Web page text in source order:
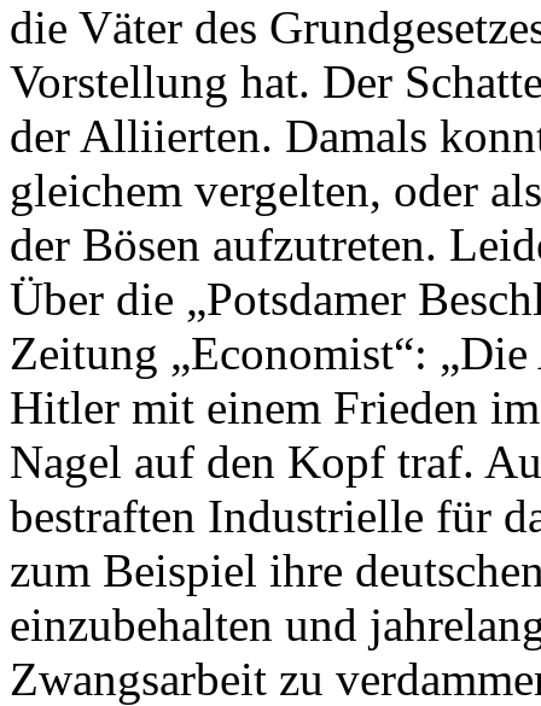
die Väter des
Vorstellung hat. Der
der Alliierten. Damals
gleichem vergelten, oder
der Bösen aufzutreten.
Über die „Potsdamer
Zeitung „Economist“:
Hitler mit einem Frieden
Nagel auf den Kopf traf.
bestraften Industrielle für
zum Beispiel ihre
einzubehalten und
Zwangsarbeit zu